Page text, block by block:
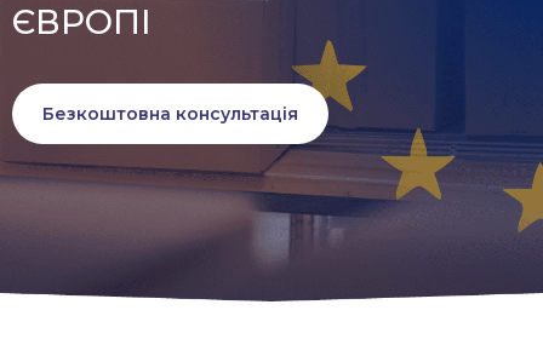
ЄВРОПІ
Безкоштовна консультація